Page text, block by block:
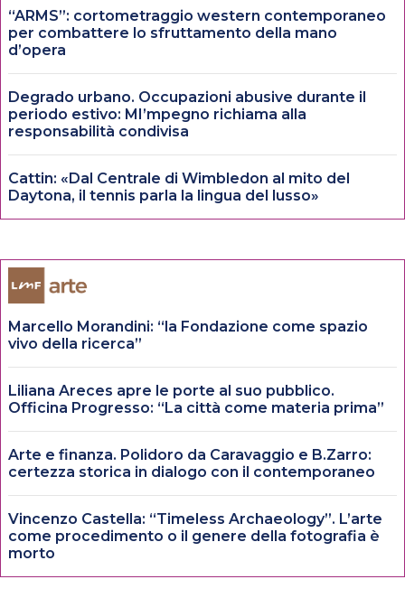
“ARMS”: cortometraggio western contemporaneo
per combattere lo sfruttamento della mano
d’opera
Degrado urbano. Occupazioni abusive durante il
periodo estivo: MI’mpegno richiama alla
responsabilità condivisa
Cattin: «Dal Centrale di Wimbledon al mito del
Daytona, il tennis parla la lingua del lusso»
Marcello Morandini: “la Fondazione come spazio
vivo della ricerca”
Liliana Areces apre le porte al suo pubblico.
Officina Progresso: “La città come materia prima”
Arte e finanza. Polidoro da Caravaggio e B.Zarro:
certezza storica in dialogo con il contemporaneo
Vincenzo Castella: “Timeless Archaeology”. L’arte
come procedimento o il genere della fotografia è
morto